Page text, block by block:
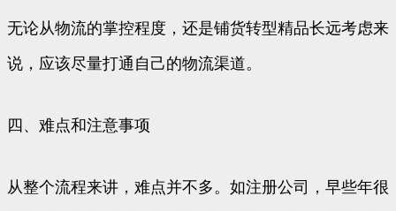
无论从物流的掌控程度，还是铺货转型精品长远考虑来
说，应该尽量打通自己的物流渠道。
四、难点和注意事项
从整个流程来讲，难点并不多。如注册公司，早些年很